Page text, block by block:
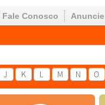
Fale Conosco Anuncie
J K L M N O